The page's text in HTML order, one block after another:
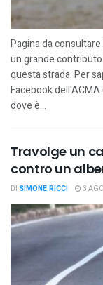
Pagina da
un grande
questa strada. Per
Facebook
dove è...
Travolge un
contro un
DI SIMONE RICCI 3